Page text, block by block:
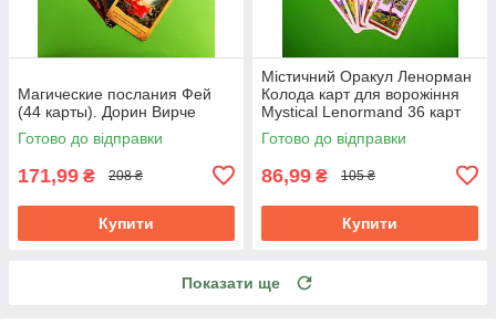
Магические послания Фей
(44 карты). Дорин Вирче
Готово до відправки
171,99 ₴ 208 ₴
Купити
Містичний Оракул Ленорман
Колода карт для ворожіння
Mystical Lenormand 36 карт
Готово до відправки
86,99 ₴ 105 ₴
Купити
Показати ще